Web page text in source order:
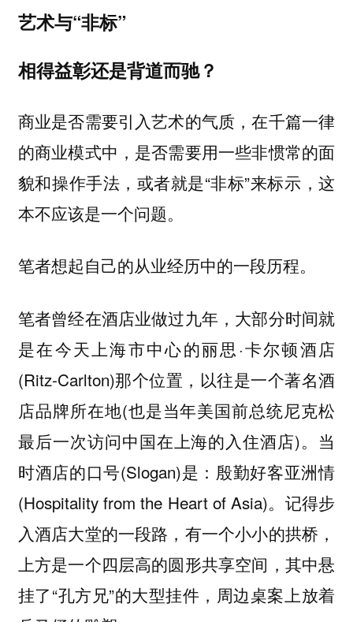
艺术与“非标”
相得益彰还是背道而驰？
商业是否需要引入艺术的气质，在千篇一律
的商业模式中，是否需要用一些非惯常的面
貌和操作手法，或者就是“非标”来标示，这
本不应该是一个问题。
笔者想起自己的从业经历中的一段历程。
笔者曾经在酒店业做过九年，大部分时间就
是在今天上海市中心的丽思·卡尔顿酒店
(Ritz-Carlton)那个位置，以往是一个著名酒
店品牌所在地(也是当年美国前总统尼克松
最后一次访问中国在上海的入住酒店)。当
时酒店的口号(Slogan)是：殷勤好客亚洲情
(Hospitality from the Heart of Asia)。记得步
入酒店大堂的一段路，有一个小小的拱桥，
上方是一个四层高的圆形共享空间，其中悬
挂了“孔方兄”的大型挂件，周边桌案上放着